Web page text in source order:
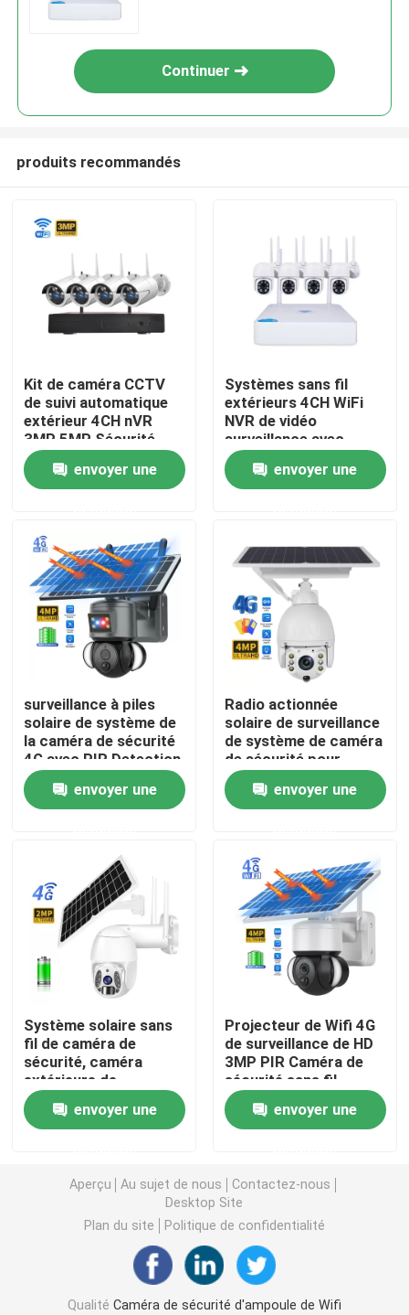
À la maison
Produits
Vidéos
À propos de nous
Visite de l'usine
Contrôle de la qualité
Nous contacter
Nouvelles
Caméra de sécurité d'ampoule de Wifi
Caméras de sécurité à la maison d'intérieur
caméra 4G solaire
Caméra solaire de Wifi
Caméra sans fil d'IP
Caméra sans fil intelligente de Wifi
Caméra de PTZ extérieure
Continuer
produits recommandés
Kit de caméra CCTV
de suivi automatique
extérieur 4CH nVR
3MP 5MP Sécurité
Wifi Surveillance
caméra IPenvoyer une
Systèmes sans fil
extérieurs 4CH WiFi
NVR de vidéo
surveillance avec
l'OEM audio
envoyer une
surveillance à piles
solaire de système de
la caméra de sécurité
4G avec PIR Detection
futé
envoyer une
Radio actionnée
solaire de surveillance
de système de caméra
de sécurité pour
extérieur à la maison
envoyer une
Système solaire sans
fil de caméra de
sécurité, caméra
extérieure de
télévision en circuit
fermé de PIR Motion
Detection
envoyer une
Projecteur de Wifi 4G
de surveillance de HD
3MP PIR Caméra de
sécurité sans fil
System
envoyer une
Aperçu Au sujet de nous
Contactez-nous
Desktop Site
Plan du site
Politique de confidentialité
Qualité Caméra de sécurité d'ampoule de Wifi